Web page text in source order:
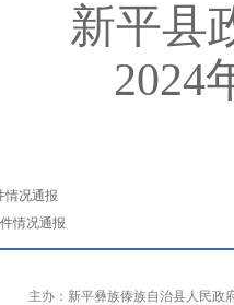
新平县
2024
情况通报
情况通报
主办：新平彝族傣族自治县人民